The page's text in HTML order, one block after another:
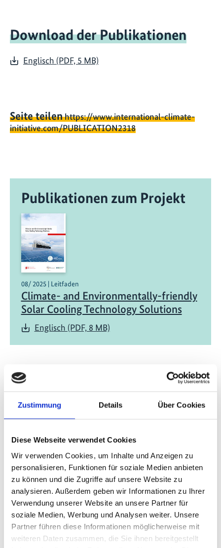
Zustimmung Details Über Cookies
Diese Webseite verwendet Cookies
Wir verwenden Cookies, um Inhalte und Anzeigen zu
personalisieren, Funktionen für soziale Medien anbieten
zu können und die Zugriffe auf unsere Website zu
analysieren. Außerdem geben wir Informationen zu Ihrer
Verwendung unserer Website an unsere Partner für
soziale Medien, Werbung und Analysen weiter. Unsere
Partner führen diese Informationen möglicherweise mit
weiteren Daten zusammen, die Sie ihnen bereitgestellt
Download der Publikationen
Englisch (PDF, 5 MB)
Seite teilenhttps://www.international-climate-
initiative.com/PUBLICATION2318
Publikationen zum Projekt
08/ 2025 | Leitfaden
Climate- and Environmentally-friendly
Solar Cooling Technology Solutions
Englisch (PDF, 8 MB)
Projekt
Green Cooling Initiative III
Videos zum Projekt
Diese Inhalte können nicht angezeigt werden, da die
Marketing-Cookies abgelehnt wurden. Klicken Sie
hier , um die Cookies zu akzeptieren und das Video
anzuzeigen!